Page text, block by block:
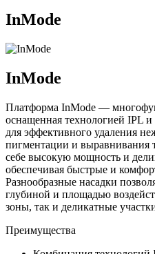
InMode
InMode
Платформа InMode —
оснащенная технологией IPL и
для эффективного удаления
пигментации и выравнивания
себе высокую мощность и
обеспечивая быстрые и
Разнообразные насадки
глубиной и площадью
зоны, так и деликатные
Преимущества